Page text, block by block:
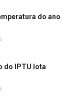
do ano
do IPTU lota